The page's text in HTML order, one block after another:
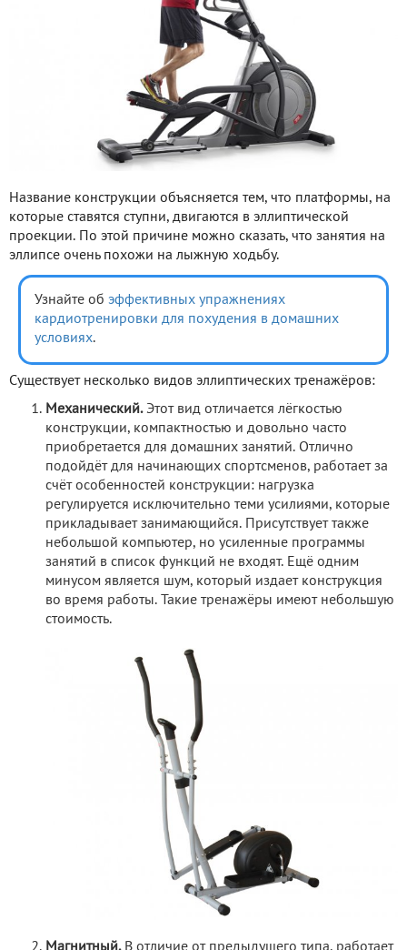
Название конструкции объясняется тем, что платформы, на
которые ставятся ступни, двигаются в эллиптической
проекции. По этой причине можно сказать, что занятия на
эллипсе очень похожи на лыжную ходьбу.
Узнайте об эффективных упражнениях
кардиотренировки для похудения в домашних
условиях.
Существует несколько видов эллиптических тренажёров:
Механический.Этот вид отличается лёгкостью
конструкции, компактностью и довольно часто
приобретается для домашних занятий. Отлично
подойдёт для начинающих спортсменов, работает за
счёт особенностей конструкции: нагрузка
регулируется исключительно теми усилиями, которые
прикладывает занимающийся. Присутствует также
небольшой компьютер, но усиленные программы
занятий в список функций не входят. Ещё одним
минусом является шум, который издает конструкция
во время работы. Такие тренажёры имеют небольшую
стоимость.
Магнитный.В отличие от предыдущего типа, работает